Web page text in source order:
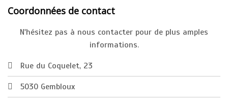
Coordonnées de contact
N'hésitez pas à nous contacter pour de plus amples
informations.
Rue du Coquelet, 23
5030 Gembloux